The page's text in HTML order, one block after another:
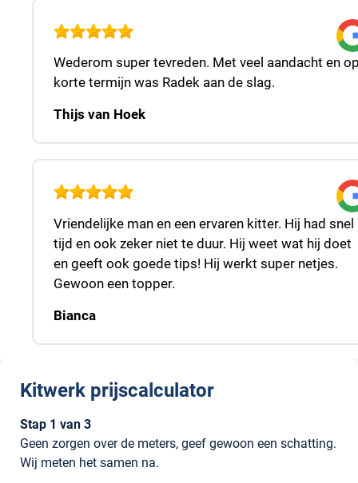
Wederom super tevreden. Met veel aandacht en
korte termijn was Radek aan de slag.
Thijs van Hoek
Vriendelijke man en een ervaren kitter. Hij had snel
tijd en ook zeker niet te duur. Hij weet wat hij doet
en geeft ook goede tips! Hij werkt super netjes.
Gewoon een topper.
Bianca
Header
Kitwerk prijscalculator
Stap 1 van 3
Geen zorgen over de meters, geef gewoon een schatting.
Wij meten het samen na.